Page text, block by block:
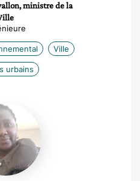
ministre de la
Ville
urbains
Ndiémé
Sow